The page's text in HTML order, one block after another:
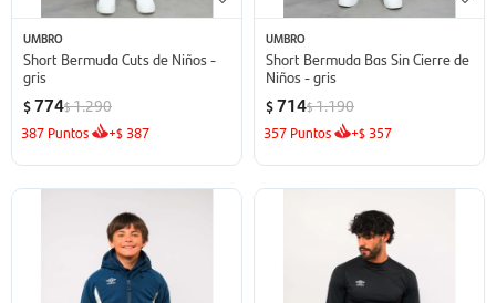
UMBRO
Short Bermuda Cuts de Niños -
gris
$774$1.290
387 Puntos +$ 387
UMBRO
Short Bermuda Bas Sin Cierre de
Niños - gris
$714$1.190
357 Puntos +$ 357